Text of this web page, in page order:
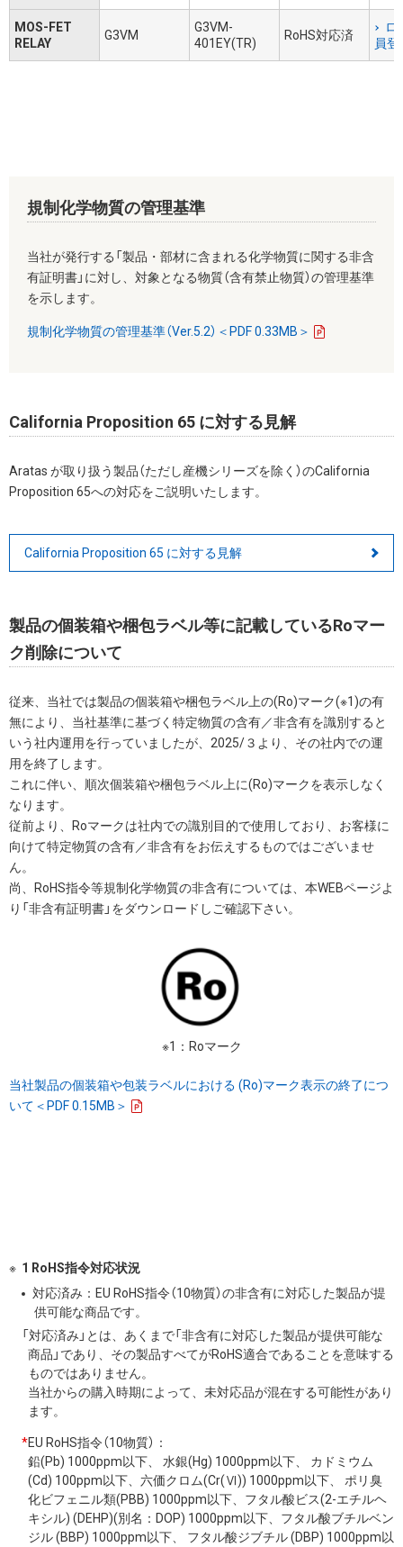
MOS-FET
RELAY
G3VM
G3VM-
401EY(TR)
RoHS対応済
ロ
員登
規制化学物質の管理基準
当社が発行する「製品・部材に含まれる化学物質に関する非含
有証明書」に対し、対象となる物質（含有禁止物質）の管理基準
を示します。
規制化学物質の管理基準（Ver.5.2）＜PDF 0.33MB＞
California Proposition 65 に対する見解
Aratas が取り扱う製品（ただし産機シリーズを除く）のCalifornia
Proposition 65への対応をご説明いたします。
California Proposition 65 に対する見解
製品の個装箱や梱包ラベル等に記載しているRoマー
ク削除について
従来、当社では製品の個装箱や梱包ラベル上の(Ro)マーク(※1)の有
無により、当社基準に基づく特定物質の含有／非含有を識別すると
いう社内運用を行っていましたが、2025/３より、その社内での運
用を終了します。
これに伴い、順次個装箱や梱包ラベル上に(Ro)マークを表示しなく
なります。
従前より、Roマークは社内での識別目的で使用しており、お客様に
向けて特定物質の含有／非含有をお伝えするものではございませ
ん。
尚、RoHS指令等規制化学物質の非含有については、本WEBページよ
り「非含有証明書」をダウンロードしご確認下さい。
※1：Roマーク
当社製品の個装箱や包装ラベルにおける (Ro)マーク表示の終了につ
いて＜PDF 0.15MB＞
1 RoHS指令対応状況
対応済み：EU RoHS指令（10物質）の非含有に対応した製品が提
供可能な商品です。
「対応済み」とは、あくまで「非含有に対応した製品が提供可能な
商品」であり、その製品すべてがRoHS適合であることを意味する
ものではありません。
当社からの購入時期によって、未対応品が混在する可能性があり
ます。
*EU RoHS指令（10物質）：
鉛(Pb) 1000ppm以下、 水銀(Hg) 1000ppm以下、 カドミウム
(Cd) 100ppm以下、六価クロム(Cr(Ⅵ)) 1000ppm以下、 ポリ臭
化ビフェニル類(PBB) 1000ppm以下、フタル酸ビス(2-エチルヘ
キシル) (DEHP)(別名：DOP) 1000ppm以下、フタル酸ブチルベン
ジル (BBP) 1000ppm以下、 フタル酸ジブチル (DBP) 1000ppm以